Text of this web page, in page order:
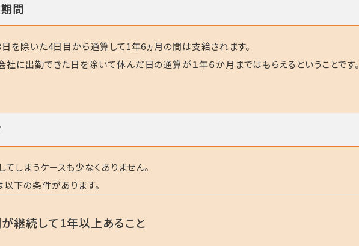
間
を除いた4日目から通算して1年6ヵ月の間は支給されます。
に出勤できた日を除いて休んだ日の通算が１年６か月まではもらえるということです。
しまうケースも少なくありません。
下の条件があります。
継続して1年以上あること